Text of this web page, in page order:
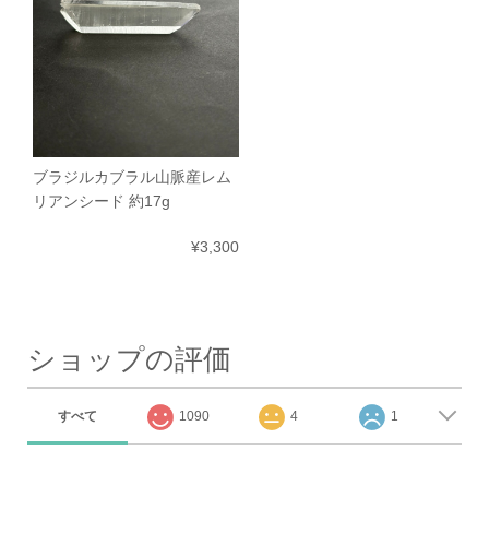
ブラジルカブラル山脈産レム
リアンシード 約17g
¥3,300
ショップの評価
すべて 1090 4 1